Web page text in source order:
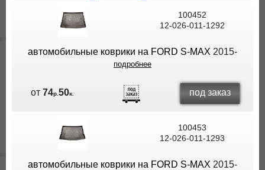
100452
12-026-011-1292
автомобильные коврики на FORD S-MAX 2015-
подробнее
от74р.50к. под заказ
100453
12-026-011-1293
автомобильные коврики на FORD S-MAX 2015-